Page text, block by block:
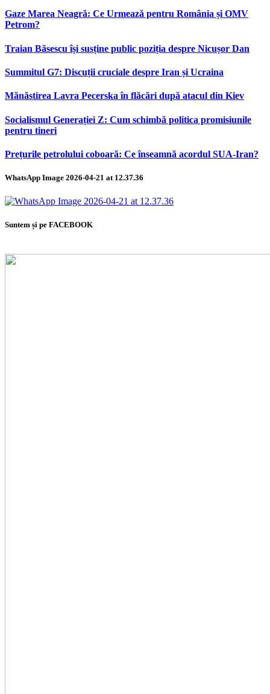
Gaze Marea Neagră: Ce Urmează pentru România și OMV
Petrom?
Traian Băsescu își susține public poziția despre Nicușor Dan
Summitul G7: Discuții cruciale despre Iran și Ucraina
Mănăstirea Lavra Pecerska în flăcări după atacul din Kiev
Socialismul Generației Z: Cum schimbă politica promisiunile
pentru tineri
Prețurile petrolului coboară: Ce înseamnă acordul SUA-Iran?
WhatsApp Image 2026-04-21 at 12.37.36
Suntem și pe FACEBOOK